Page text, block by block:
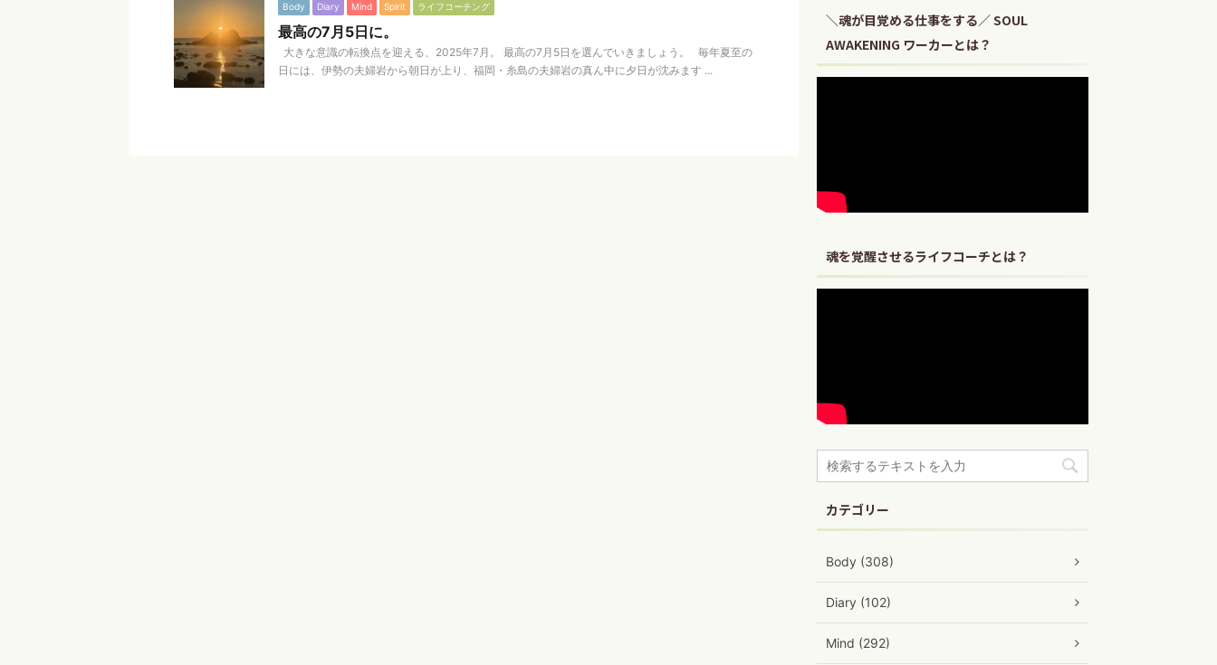
Body Diary Mind Spirit ライフコーチング
最高の7月5日に。
大きな意識の転換点を迎える、2025年7月。 最高の7月5日を選んでいきましょう。 毎年夏至の
日には、伊勢の夫婦岩から朝日が上り、福岡・糸島の夫婦岩の真ん中に夕日が沈みます ...
＼魂が目覚める仕事をする／ SOUL
AWAKENING ワーカーとは？
魂を覚醒させるライフコーチとは？
カテゴリー
Body (308)
Diary (102)
Mind (292)